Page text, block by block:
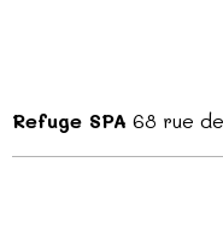
Refuge SPA 68 rue